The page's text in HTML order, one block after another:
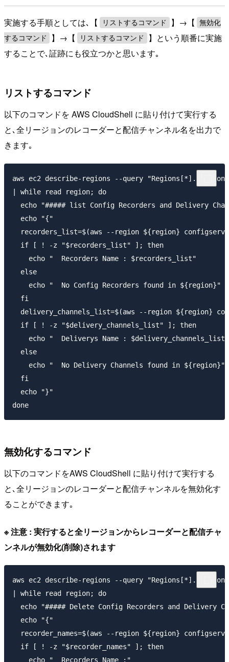
実施する手順としては､【 リストするコマンド 】→【
無効化
するコマンド
】→【 リストするコマンド
】という順番に実施
することで､証跡にも役立つかと思います｡
リストするコマンド
以下のコマンドを AWS CloudShell に貼り付けて実行する
と､全リージョンのレコーダーと配信チャンネル名を出力で
きます｡
aws ec2 describe-regions --query
| while read region; do
echo "##### list Config Recorders and Delivery
  echo "{"
recorders_list=$(aws --region ${region}
  if [ ! -z "$recorders_list" ]; then
    echo "  Recorders Name : $recorders_list"
  else
    echo "  No Config Recorders found in ${region}"
  fi
delivery_channels_list=$(aws --region ${region}
  if [ ! -z "$delivery_channels_list" ]; then
    echo "  Deliverys Name : $delivery_channels_list"
  else
    echo "  No Delivery Channels found in ${region}"
  fi
  echo "}"
無効化するコマンド
以下のコマンドをAWS CloudShell に貼り付けて実行する
と､全リージョンのレコーダーと配信チャンネルを無効化す
ることができます｡
※ 注意 : 実行すると全リージョンからレコーダーと配信チャ
ンネルが無効化(削除)されます
aws ec2 describe-regions --query
| while read region; do
echo "##### Delete Config Recorders and Delivery
  echo "{"
recorder_names=$(aws --region ${region}
  if [ ! -z "$recorder_names" ]; then
    echo "  Recorders Name :"